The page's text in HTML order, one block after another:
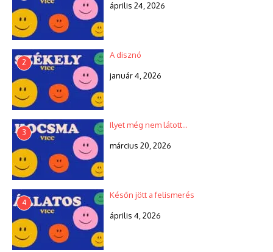
április 24, 2026
2
A disznó
január 4, 2026
3
Ilyet még nem látott…
március 20, 2026
4
Későn jött a felismerés
április 4, 2026